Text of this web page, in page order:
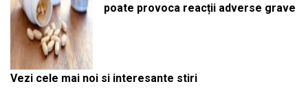
poate provoca reacții adverse grave
Vezi cele mai noi si interesante stiri